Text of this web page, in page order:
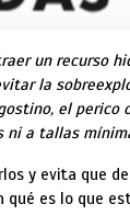
un recurso
la
el perico
ni a tallas
y evita que
qué es lo que